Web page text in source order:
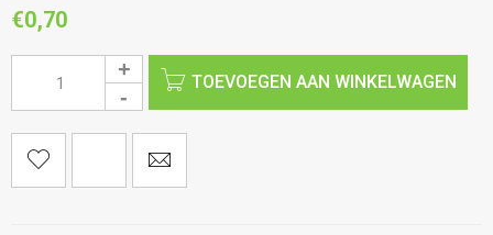
€0,70
TOEVOEGEN AAN WINKELWAGEN